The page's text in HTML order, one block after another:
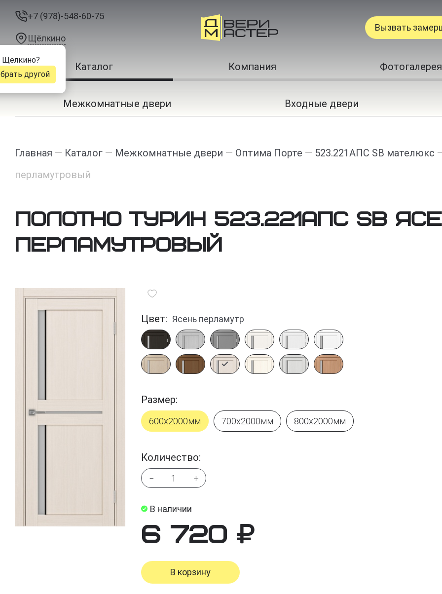
+7 (978)-548-60-75
Щёлкино
Щёлкино?
другой
Вызвать
Каталог Компания Фотогалерея
Межкомнатные двери Входные двери
Главная — Каталог — Межкомнатные двери — Оптима Порте — 523.221АПС SB мателюкс
перламутровый
Полотно Турин 523.221АПС SB
перламутровый
Цвет: Ясень перламутр
Размер:
600х2000мм 700х2000мм 800х2000мм
Количество:
− +
В наличии
6 720
В корзину